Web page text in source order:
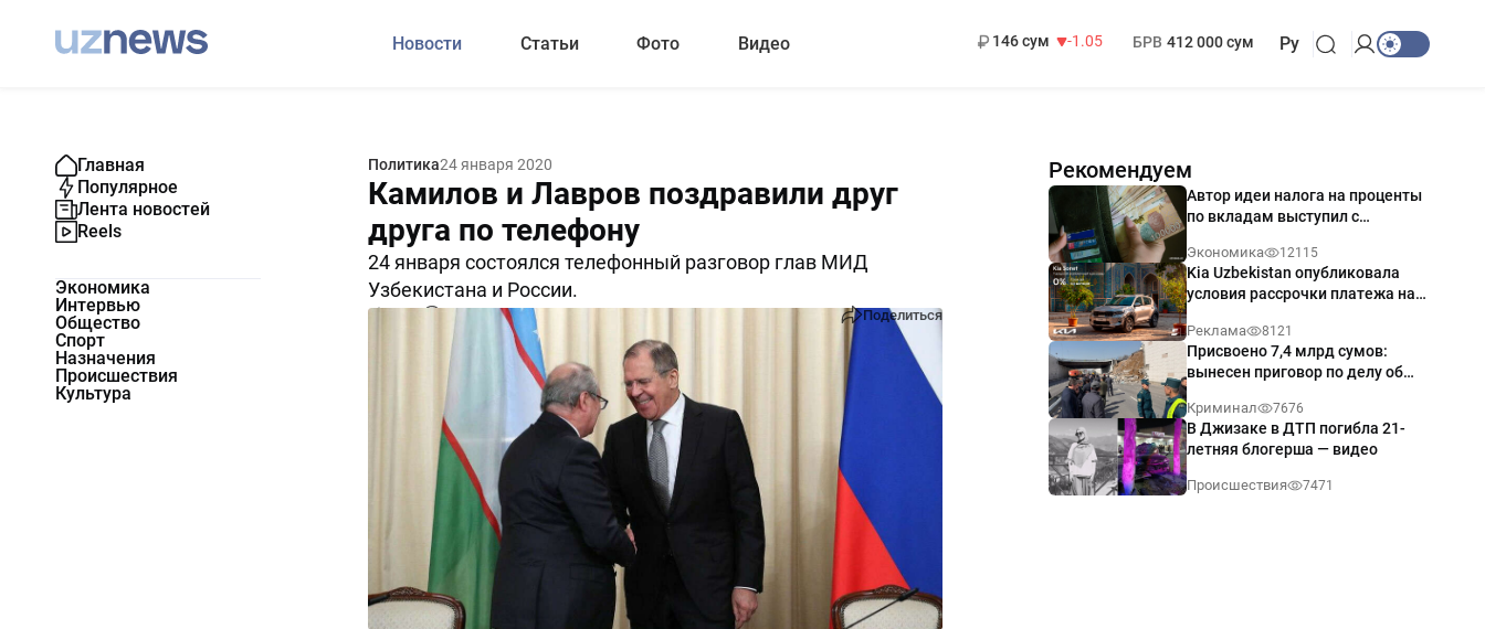
Новости Статьи Фото Видео
146 сум
-1.05
БРВ 412 000 сум Ру
Главная
Популярное
Лента новостей
Reels
Экономика
Интервью
Общество
Спорт
Назначения
Происшествия
Культура
Политика24 января 2020
Камилов и Лавров поздравили друг
друга по телефону
24 января состоялся телефонный разговор глав МИД
Узбекистана и России.
Поделиться
Рекомендуем
Автор идеи налога на проценты
по вкладам выступил с
Экономика 12115
Kia Uzbekistan опубликовала
условия рассрочки платежа на
годовых
Реклама 8121
Присвоено 7,4 млрд сумов:
вынесен приговор по делу об
Ташкенте
Криминал 7676
В Джизаке в ДТП погибла 21-
летняя блогерша — видео
Происшествия 7471